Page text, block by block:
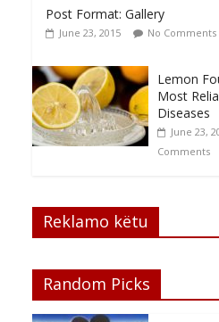
Post Format: Gallery
June 23, 2015 No Comments
Lemon
Most
Diseases
June 23,
Comments
Reklamo këtu
Random Picks